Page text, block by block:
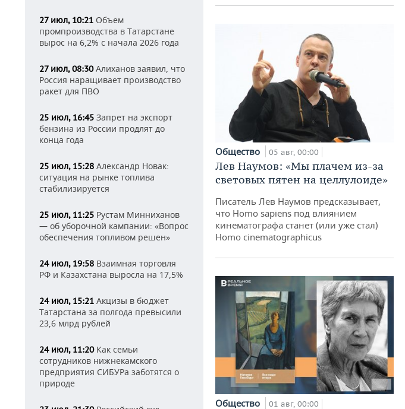
27 июл, 10:21 Объем
промпроизводства в Татарстане
вырос на 6,2% с начала 2026 года
27 июл, 08:30Алиханов заявил, что
Россия наращивает производство
ракет для ПВО
25 июл, 16:45 Запрет на экспорт
бензина из России продлят до
конца года
25 июл, 15:28 Александр Новак:
ситуация на рынке топлива
стабилизируется
25 июл, 11:25 Рустам Минниханов
— об уборочной кампании: «Вопрос
обеспечения топливом решен»
24 июл, 19:58 Взаимная торговля
РФ и Казахстана выросла на 17,5%
24 июл, 15:21 Акцизы в бюджет
Татарстана за полгода превысили
23,6 млрд рублей
24 июл, 11:20Как семьи
сотрудников нижнекамского
предприятия СИБУРа заботятся о
природе
Общество 05 авг, 00:00
Лев Наумов: «Мы плачем из-за
световых пятен на целлулоиде»
Писатель Лев Наумов предсказывает,
что Homo sapiens под влиянием
кинематографа станет (или уже стал)
Homo cinematographicus
Общество 01 авг, 00:00